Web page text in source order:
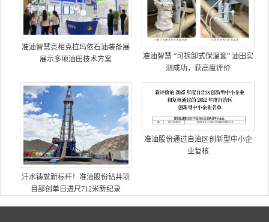
准油智慧亮相克拉玛依石油装备展
展示多项油田技术方案
准油智慧 “可拆卸式保温套” 油田实
测成功，获高度评价
汗水铸就新标杆！准油股份钻井项
目部创单日进尺712米新纪录
准油股份通过自治区创新型中小企
业复核